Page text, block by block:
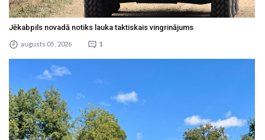
Jēkabpils novadā notiks lauka taktiskais vingrinājums
augusts 05 , 2026 1